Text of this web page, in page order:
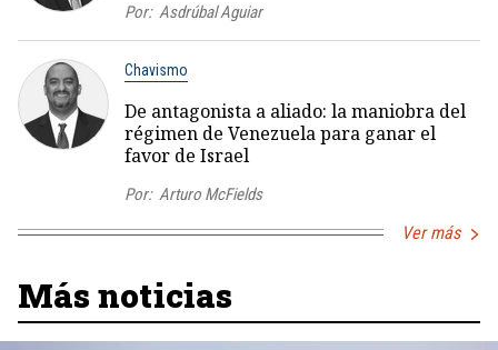
Por: Asdrúbal Aguiar
Chavismo
De antagonista a aliado: la maniobra del
régimen de Venezuela para ganar el
favor de Israel
Por: Arturo McFields
Ver más
Más noticias